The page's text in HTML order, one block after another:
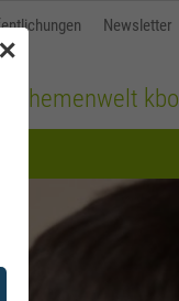
Themenwelt kbo
Newsletter